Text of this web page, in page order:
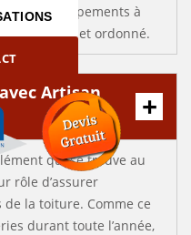
des équipements à
précis et ordonné.
Artisan
qui se trouve au
rôle d’assurer
de la toiture. Comme ce
durant toute l’année,